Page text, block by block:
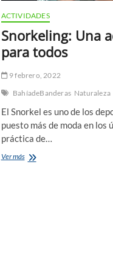
ACTIVIDADES
Snorkeling: Una
para todos
9 febrero, 2022
BahíadeBanderas Naturaleza
El Snorkel es uno de los
puesto más de moda en los
práctica de…
Ver másSnorkeling: